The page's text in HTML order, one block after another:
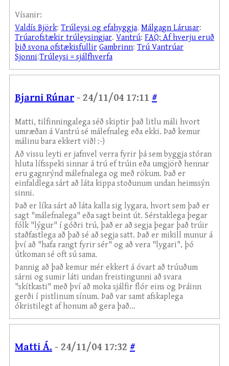
Vísanir:
Valdís Björk: Trúleysi og efahyggja. Málgagn Lárusar:
Trúarofstækir trúleysingjar. Vantrú: FAQ: Af hverju eruð
þið svona ofstækisfullir Gambrinn: Trú Vantrúar
Sjonni:Trúleysi = sjálfhverfa
Bjarni Rúnar - 24/11/04 17:11 #
Matti, tilfinningalega séð skiptir það litlu máli hvort
umræðan á Vantrú sé málefnaleg eða ekki. Það kemur
málinu bara ekkert við! :-)
Að vissu leyti er jafnvel verra fyrir þá sem byggja stóran
hluta lífsspeki sinnar á trú ef trúin eða umgjörð hennar
eru gagnrýnd málefnalega og með rökum. Það er
einfaldlega sárt að láta kippa stoðunum undan heimssýn
sinni.
Það er líka sárt að láta kalla sig lygara, hvort sem það er
sagt "málefnalega" eða sagt beint út. Sérstaklega þegar
fólk "lýgur" í góðri trú, það er að segja þegar það trúir
staðfastlega að það sé að segja satt. Það er mikill munur á
því að "hafa rangt fyrir sér" og að vera "lygari", þó
útkoman sé oft sú sama.
Þannig að það kemur mér ekkert á óvart að trúuðum
sárni og sumir láti undan freistingunni að svara
"skítkasti" með því að moka sjálfir flór eins og Þráinn
gerði í pistlinum sínum. Það var samt afskaplega
ókristilegt af honum að gera það...
Matti Á. - 24/11/04 17:32 #